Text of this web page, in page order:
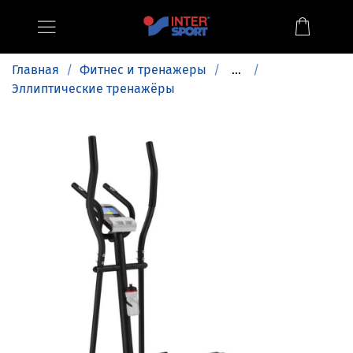
Главная Фитнес и тренажеры
...
Эллиптические тренажёры